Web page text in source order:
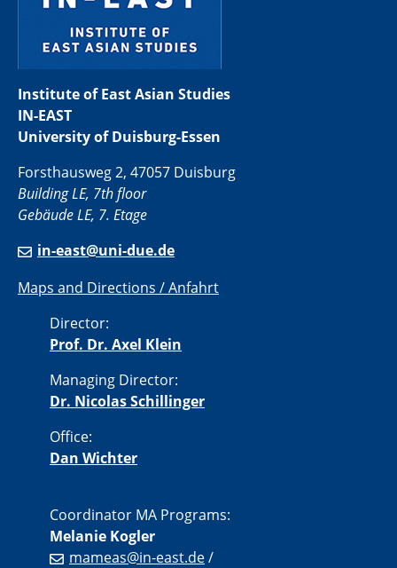
Institute of East Asian Studies
IN-EAST
University of Duisburg-Essen
Forsthausweg 2, 47057 Duisburg
Building LE, 7th floor
Gebäude LE, 7. Etage
in-east@uni-due.de
Maps and Directions / Anfahrt
Director:
Prof. Dr. Axel Klein
Managing Director:
Dr. Nicolas Schillinger
Office:
Dan Wichter
Coordinator MA Programs:
Melanie Kogler
mameas@in-east.de/